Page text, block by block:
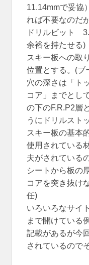
11.14mmで妥協
れば不要なのだ
ドリルビット
余裕を持たせる)
スキー板への取
位置とする。(ブ
穴の深さは「ト
コア」までとし
の下のF.R.P2層
うにドリルスト
スキー板の基本
使用されている
夫がされている
シートから板の
コアを突き抜け
任)
いろいろなサイ
まで開けている
記載があるが今
されているので